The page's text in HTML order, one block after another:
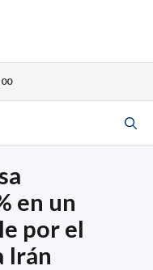
en un
por el
Irán